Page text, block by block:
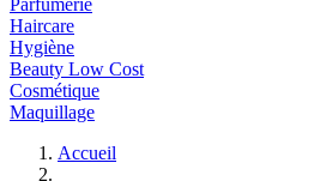
Haircare
Hygiène
Beauty Low Cost
Cosmétique
Maquillage
Accueil